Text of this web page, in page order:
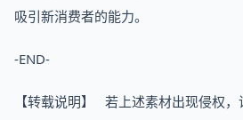
吸引新消费者的能力。
-END-
【转载说明】 若上述素材出现侵权